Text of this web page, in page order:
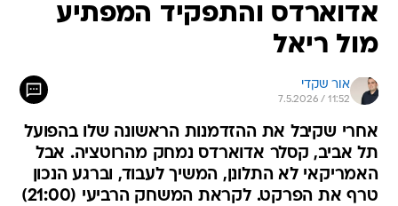
אדוארדס והתפקיד המפתיע
מול ריאל
אור שקדי
7.5.2026 / 11:52
אחרי שקיבל את ההזדמנות הראשונה שלו בהפועל
תל אביב, קסלר אדוארדס נמחק מהרוטציה. אבל
האמריקאי לא התלונן, המשיך לעבוד, וברגע הנכון
טרף את הפרקט. לקראת המשחק הרביעי (21:00)